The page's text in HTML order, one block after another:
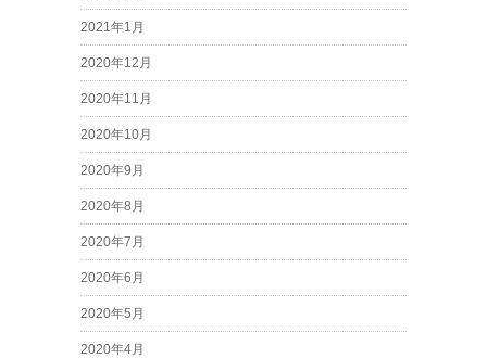
2021年1月
2020年12月
2020年11月
2020年10月
2020年9月
2020年8月
2020年7月
2020年6月
2020年5月
2020年4月